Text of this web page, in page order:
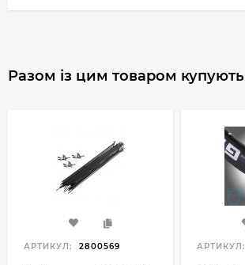
Разом із цим товаром купують
АРТИКУЛ: 2800569 АРТИКУЛ: